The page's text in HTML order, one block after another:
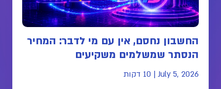
החשבון נחסם, אין עם מי לדבר: המחיר
הנסתר שמשלמים משקיעים
July 5, 2026
| 10 דקות